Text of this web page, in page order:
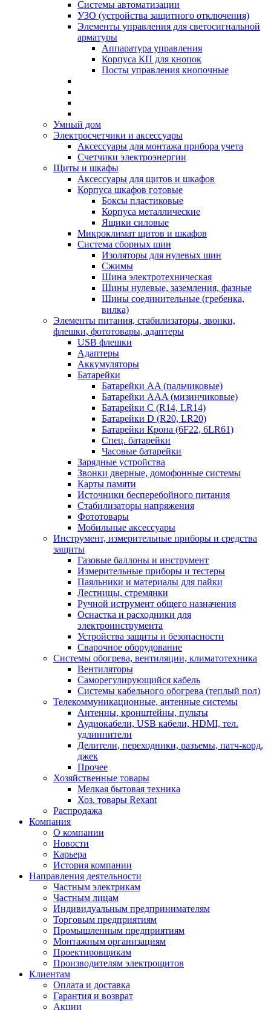
Системы автоматизации
УЗО (устройства защитного отключения)
Элементы управления для светосигнальной
арматуры
Аппаратура управления
Корпуса КП для кнопок
Посты управления кнопочные
Умный дом
Электросчетчики и аксессуары
Аксессуары для монтажа прибора учета
Счетчики электроэнергии
Щиты и шкафы
Аксессуары для щитов и шкафов
Корпуса шкафов готовые
Боксы пластиковые
Корпуса металлические
Ящики силовые
Микроклимат щитов и шкафов
Система сборных шин
Изоляторы для нулевых шин
Сжимы
Шина электротехническая
Шины нулевые, заземления, фазные
Шины соединительные (гребенка,
вилка)
Элементы питания, стабилизаторы, звонки,
флешки, фототовары, адаптеры
USB флешки
Адаптеры
Аккумуляторы
Батарейки
Батарейки AA (пальчиковые)
Батарейки AAA (мизинчиковые)
Батарейки C (R14, LR14)
Батарейки D (R20, LR20)
Батарейки Крона (6F22, 6LR61)
Спец. батарейки
Часовые батарейки
Зарядные устройства
Звонки дверные, домофонные системы
Карты памяти
Источники бесперебойного питания
Стабилизаторы напряжения
Фототовары
Мобильные аксессуары
Инструмент, измерительные приборы и средства
защиты
Газовые баллоны и инструмент
Измерительные приборы и тестеры
Паяльники и материалы для пайки
Лестницы, стремянки
Ручной иструмент общего назначения
Оснастка и расходники для
электроинструмента
Устройства защиты и безопасности
Сварочное оборудование
Системы обогрева, вентиляции, климатотехника
Вентиляторы
Саморегулирующийся кабель
Системы кабельного обогрева (теплый пол)
Телекоммуникационные, антенные системы
Антенны, кронштейны, пульты
Аудиокабели, USB кабели, HDMI, тел.
удлиннители
Делители, переходники, разъемы, патч-корд,
джек
Прочее
Хозяйственные товары
Мелкая бытовая техника
Хоз. товары Rexant
Распродажа
Компания
О компании
Новости
Карьера
История компании
Направления деятельности
Частным электрикам
Частным лицам
Индивидуальным предпринимателям
Торговым предприятиям
Промышленным предприятиям
Монтажным организациям
Проектировщикам
Производителям электрощитов
Клиентам
Оплата и доставка
Гарантия и возврат
Акции